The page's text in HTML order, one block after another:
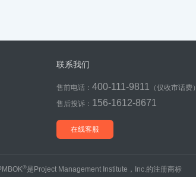
联系我们
售前电话： 400-111-9811
（仅收市话费）
售后投诉： 156-1612-8671
在线客服
®是Project Management Institute，Inc.的注册商标